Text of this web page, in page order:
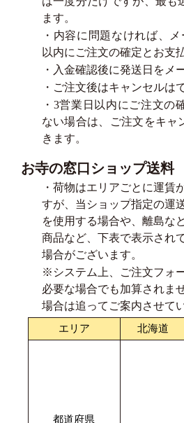
ます。
・内容に問題なければ、
以内にご注文の確定とお支
・入金確認後に発送日をメ
・ご注文後はキャンセルは
・3営業日以内にご注文の
ない場合は、ご注文をキャ
きます。
お寺の窓口ショップ送料
・荷物はエリアごとに運賃
すが、当ショップ指定の運
を使用する場合や、離島な
商品など、下表で表示され
場合がございます。
※システム上、ご注文フォ
必要な場合でも加算されま
場合は追ってご案内させて
エリア 北海道
都道府県